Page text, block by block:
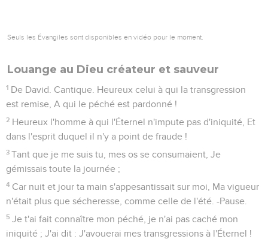
Seuls les Évangiles sont disponibles en vidéo pour le moment.
Louange au Dieu créateur et sauveur
1 De David. Cantique. Heureux celui à qui la transgression
est remise, A qui le péché est pardonné !
2 Heureux l'homme à qui l'Éternel n'impute pas d'iniquité, Et
dans l'esprit duquel il n'y a point de fraude !
3 Tant que je me suis tu, mes os se consumaient, Je
gémissais toute la journée ;
4 Car nuit et jour ta main s'appesantissait sur moi, Ma vigueur
n'était plus que sécheresse, comme celle de l'été. -Pause.
5 Je t'ai fait connaître mon péché, je n'ai pas caché mon
iniquité ; J'ai dit : J'avouerai mes transgressions à l'Éternel !